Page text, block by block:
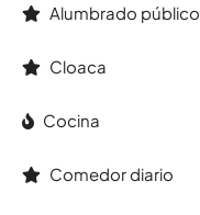
Alumbrado público
Cloaca
Cocina
Comedor diario